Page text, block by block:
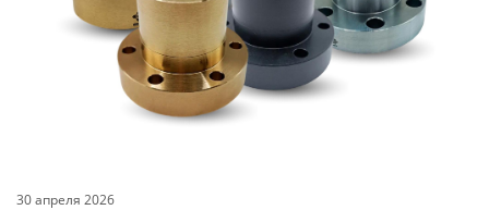
30 апреля 2026